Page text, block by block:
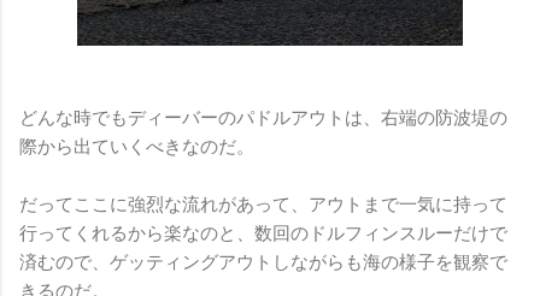
どんな時でもディーバーのパドルアウトは、右端の防波堤の
際から出ていくべきなのだ。
だってここに強烈な流れがあって、アウトまで一気に持って
行ってくれるから楽なのと、数回のドルフィンスルーだけで
済むので、ゲッティングアウトしながらも海の様子を観察で
きるのだ。